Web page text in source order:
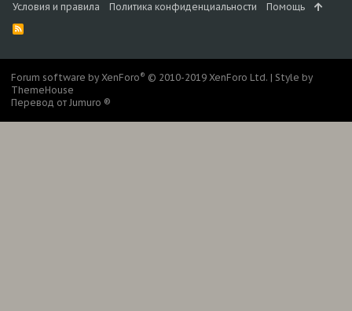
Условия и правила
Политика конфиденциальности Помощь
R
Forum software by XenForo® © 2010-2019 XenForo Ltd. | Style by
ThemeHouse
Перевод от Jumuro ®